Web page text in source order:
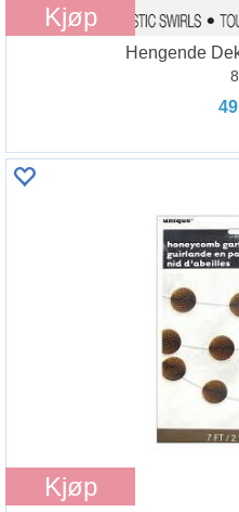
Kjøp
Hengende
Kjøp